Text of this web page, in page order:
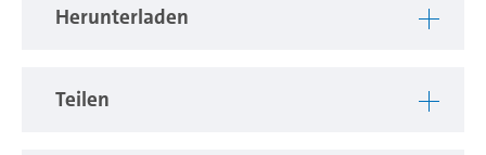
2: Samsung Semiconductor Europe - Duc Nguyen, Samsung
4: RSC - Alexander Moskovsky, RSC Technologies
Herunterladen
Teilen